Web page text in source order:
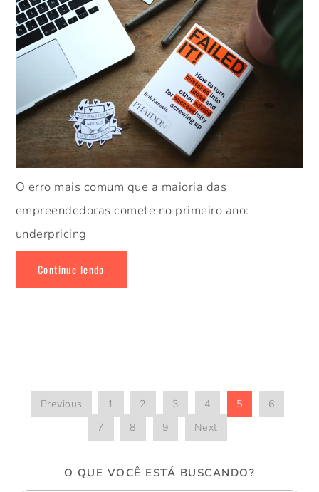
O erro mais comum que a maioria das
empreendedoras comete no primeiro ano:
underpricing
Continue lendo
Previous 1 2 3 4 5
6
7
8 9 Next
O QUE VOCÊ ESTÁ BUSCANDO?